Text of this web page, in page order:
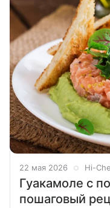
22 мая 2026 Hi-
Гуакамоле с
пошаговый